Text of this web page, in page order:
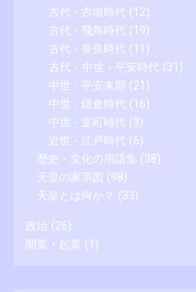
古代 - 古墳時代 (12)
古代 - 飛鳥時代 (19)
古代 - 奈良時代 (11)
古代・中世 - 平安時代 (31)
中世 - 平安末期 (21)
中世 - 鎌倉時代 (16)
中世 - 室町時代 (3)
近世 - 江戸時代 (6)
歴史・文化の用語集 (38)
天皇の家系図 (98)
天皇とは何か？ (33)
政治 (26)
開業・起業 (1)